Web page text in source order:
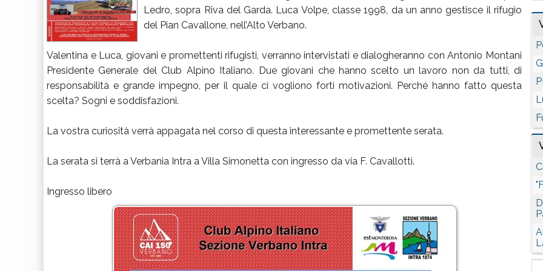
Ledro, sopra Riva del Garda. Luca Volpe, classe 1998, da un anno gestisce il rifugio
del Pian Cavallone, nell’Alto Verbano.
Valentina e Luca, giovani e promettenti rifugisti, verranno intervistati e dialogheranno con Antonio Montani
Presidente Generale del Club Alpino Italiano. Due giovani che hanno scelto un lavoro non da tutti, di
responsabilità e grande impegno, per il quale ci vogliono forti motivazioni. Perché hanno fatto questa
scelta? Sogni e soddisfazioni.
La vostra curiosità verrà appagata nel corso di questa interessante e promettente serata.
La serata si terrà a Verbania Intra a Villa Simonetta con ingresso da via F. Cavallotti.
Ingresso libero